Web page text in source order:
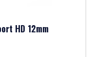
HD 12mm